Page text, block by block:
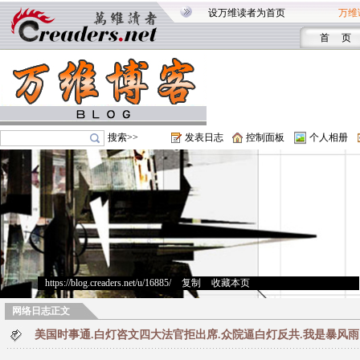
设万维读者为首页 万维
首 页
搜索>> 发表日志 控制面板 个人相册
https://blog.creaders.net/u/16885/> 复制 收藏本页
网络日志正文
美国时事通.白灯咨文四大法官拒出席.众院逼白灯反共.我是暴风